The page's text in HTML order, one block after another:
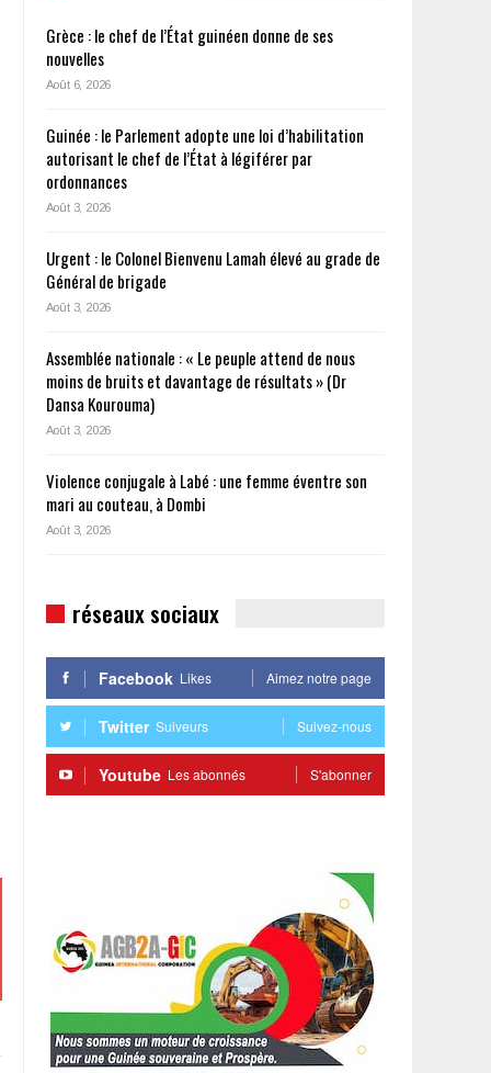
Grèce : le chef de l’État guinéen donne de ses
nouvelles
Août 6, 2026
Guinée : le Parlement adopte une loi d’habilitation
autorisant le chef de l’État à légiférer par
ordonnances
Août 3, 2026
Urgent : le Colonel Bienvenu Lamah élevé au grade de
Général de brigade
Août 3, 2026
Assemblée nationale : « Le peuple attend de nous
moins de bruits et davantage de résultats » (Dr
Dansa Kourouma)
Août 3, 2026
Violence conjugale à Labé : une femme éventre son
mari au couteau, à Dombi
Août 3, 2026
réseaux sociaux
Facebook Likes Aimez notre page
Twitter Suiveurs Suivez-nous
Youtube Les abonnés S'abonner